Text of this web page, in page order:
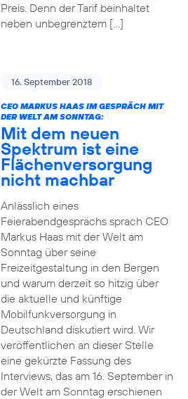
Preis. Denn der Tarif beinhaltet
neben unbegrenztem […]
16. September 2018
CEO MARKUS HAAS IM GESPRÄCH MIT
DER WELT AM SONNTAG:
Mit dem neuen
Spektrum ist eine
Flächenversorgung
nicht machbar
Anlässlich eines
Feierabendgesprächs sprach CEO
Markus Haas mit der Welt am
Sonntag über seine
Freizeitgestaltung in den Bergen
und warum derzeit so hitzig über
die aktuelle und künftige
Mobilfunkversorgung in
Deutschland diskutiert wird. Wir
veröffentlichen an dieser Stelle
eine gekürzte Fassung des
Interviews, das am 16. September in
der Welt am Sonntag erschienen